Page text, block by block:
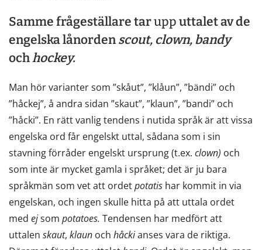
Samme frågeställare tarupputtalet av de
engelska lånordenscout, clown, bandy
ochhockey.
Man hör varianter som ”skåut”, ”klåun”, ”bändi” och
”håckej”, å andra sidan ”skaut”, ”klaun”, ”bandi” och
”håcki”. En rätt vanlig tendens i nutida språk är att vissa
engelska ord får engelskt uttal, sådana som i sin
stavning förråder engelskt ursprung (t.ex. clown) och
som inte är mycket gamla i språket; det är ju bara
språkmän som vet att ordetpotatis har kommit in via
engelskan, och ingen skulle hitta på att uttala ordet
med ejsom potatoes. Tendensen har medfört att
uttalen skaut, klaun och håckianses vara de riktiga.